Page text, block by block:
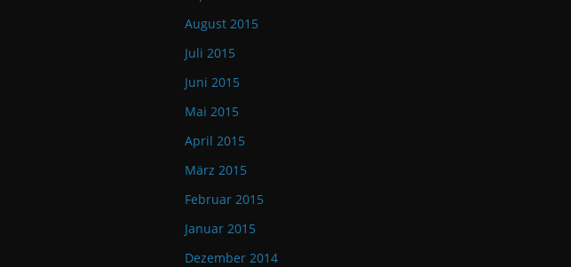
August 2015
Juli 2015
Juni 2015
Mai 2015
April 2015
März 2015
Februar 2015
Januar 2015
Dezember 2014